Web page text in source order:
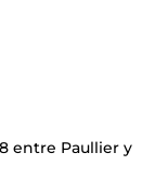
entre Paullier y